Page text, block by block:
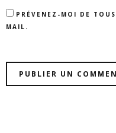
PRÉVENEZ-MOI DE
MAIL.